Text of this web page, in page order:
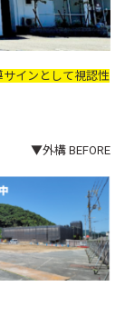
インとして視認性
▼外構 BEFORE